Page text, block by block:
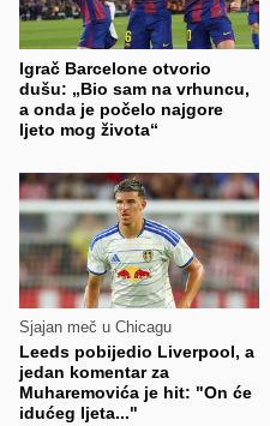
Igrač Barcelone otvorio
dušu: „Bio sam na vrhuncu,
a onda je počelo najgore
ljeto mog života“
Sjajan meč u Chicagu
Leeds pobijedio Liverpool, a
jedan komentar za
Muharemovića je hit: "On će
idućeg ljeta..."